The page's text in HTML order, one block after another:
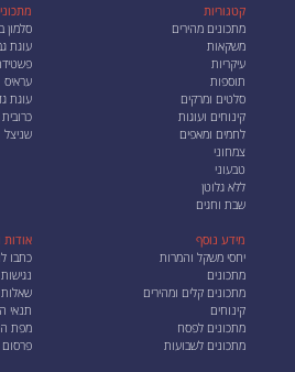
קטגוריות
מתכונים מהירים
משקאות
עיקריות
תוספות
סלטים ומרקים
קינוחים ועוגות
לחמים ומאפים
צמחוני
טבעוני
ללא גלוטן
שבת וחגים
סלמון
עוגת
עראיס
עוגת
שניצל
מידע נוסף
יחסי משקל והמרות
מתכונים
מתכונים קלים ומהירים
קינוחים
מתכונים לפסח
מתכונים לשבועות
אודות
כתבו
תנאי
מפת
פרסום